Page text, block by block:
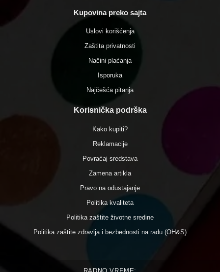
Kupovina preko sajta
Uslovi korišćenja
Zaštita privatnosti
Načini plaćanja
Isporuka
Najčešća pitanja
Korisnička podrška
Kako kupiti?
Reklamacije
Povraćaj sredstava
Zamena artikla
Pravo na odustajanje
Politika kvaliteta
Politika zaštite životne sredine
Politika zaštite zdravlja i bezbednosti na radu (OH&S)
RADNO VREME: